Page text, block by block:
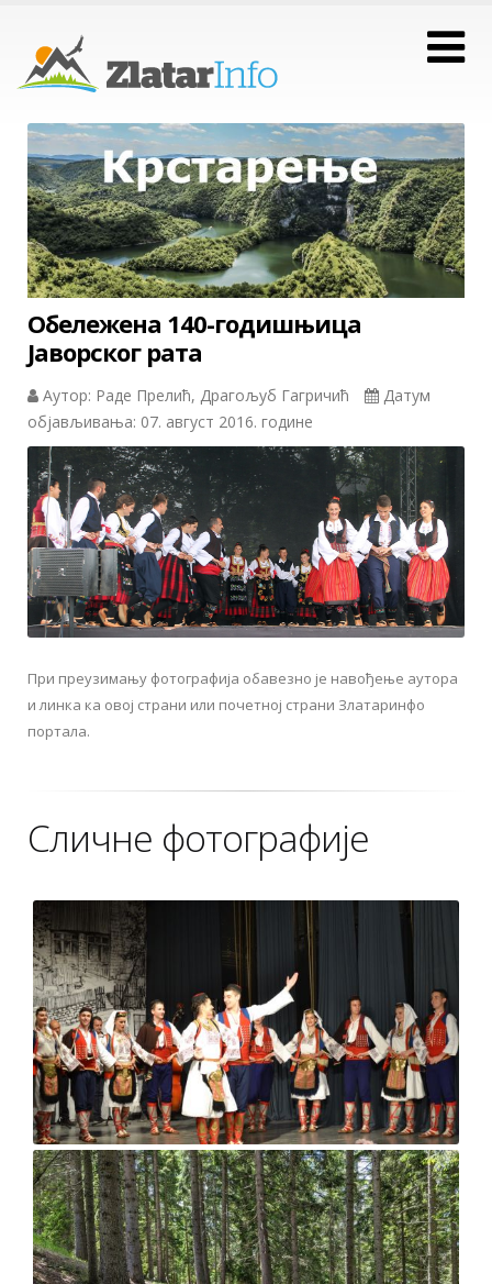
Обележена 140-годишњица
Јаворског рата
Аутор: Раде Прелић, Драгољуб Гагричић
Датум
објављивања: 07. август 2016. године
При преузимању фотографија обавезно је навођење аутора
и линка ка овој страни или почетној страни Златаринфо
портала.
Сличне фотографије